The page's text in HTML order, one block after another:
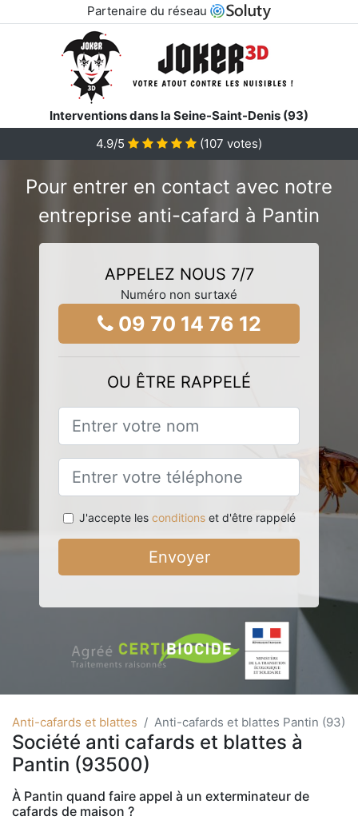
Partenaire du réseau
Interventions dans la Seine-Saint-Denis (93)
4.9/5
(107 votes)
Pour entrer en contact avec notre
entreprise anti-cafard à Pantin
APPELEZ NOUS 7/7
Numéro non surtaxé
09 70 14 76 12
OU ÊTRE RAPPELÉ
J'accepte les conditionset d'être rappelé
Envoyer
Anti-cafards et blattes Anti-cafards et blattes Pantin (93)
Société anti cafards et blattes à
Pantin (93500)
À Pantin quand faire appel à un exterminateur de
cafards de maison ?